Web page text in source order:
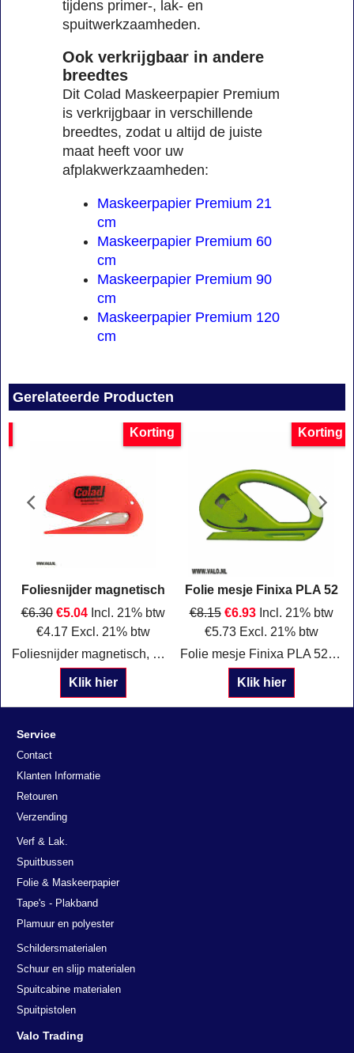
tijdens primer-, lak- en
spuitwerkzaamheden.
Ook verkrijgbaar in andere
breedtes
Dit Colad Maskeerpapier Premium
is verkrijgbaar in verschillende
breedtes, zodat u altijd de juiste
maat heeft voor uw
afplakwerkzaamheden:
Maskeerpapier Premium 21
cm
Maskeerpapier Premium 60
cm
Maskeerpapier Premium 90
cm
Maskeerpapier Premium 120
cm
Gerelateerde Producten
Korting
Foliesnijder magnetisch
€6.30 €5.04 Incl. 21% btw
€4.17 Excl. 21% btw
Foliesnijder magnetisch, Per stuk verkrijgbaar.
Klik hier
Korting
Folie mesje Finixa PLA 52
€8.15 €6.93 Incl. 21% btw
€5.73 Excl. 21% btw
Folie mesje Finixa PLA 52 voor het snijden van maskeerfolie
Klik hier
Service
Contact
Klanten Informatie
Retouren
Verzending
Verf & Lak.
Spuitbussen
Folie & Maskeerpapier
Tape's - Plakband
Plamuur en polyester
Schildersmaterialen
Schuur en slijp materialen
Spuitcabine materialen
Spuitpistolen
Valo Trading